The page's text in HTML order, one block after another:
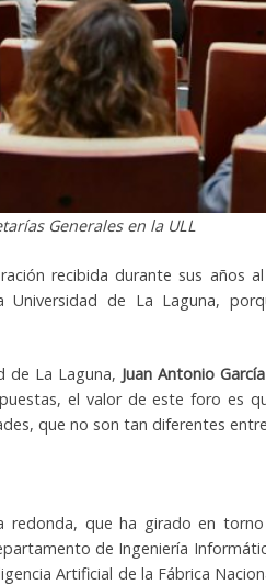
Generales en la ULL
recibida durante sus años
de La Laguna,
de La Laguna, Juan Antonio
el valor de este foro es
que no son tan diferentes
redonda, que ha girado en
de Ingeniería
Artificial de la Fábrica